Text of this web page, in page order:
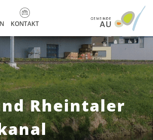
KONTAKT
Rheintaler